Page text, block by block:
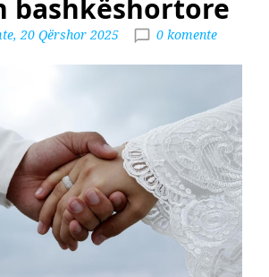
bashkëshortore
20 Qërshor 2025 0 komente